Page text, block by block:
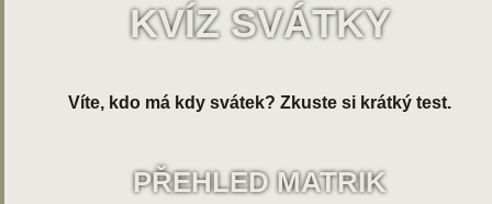
KVÍZ SVÁTKY
Víte, kdo má kdy svátek? Zkuste si krátký test.
PŘEHLED MATRIK